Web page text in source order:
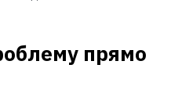
прямо